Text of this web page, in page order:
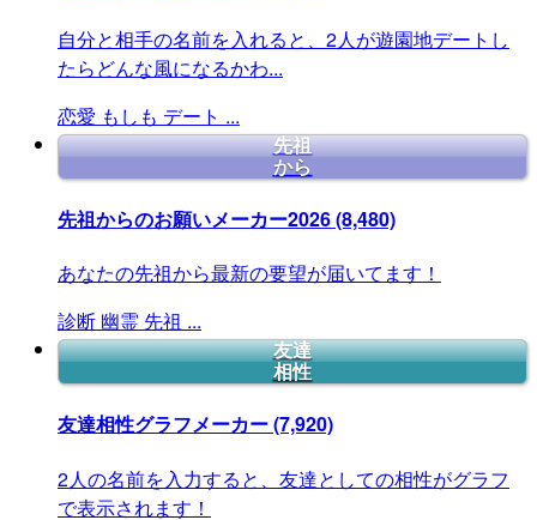
自分と相手の名前を入れると、2人が遊園地デートし
たらどんな風になるかわ...
恋愛 もしも デート ...
先祖
から
先祖からのお願いメーカー2026(8,480)
あなたの先祖から最新の要望が届いてます！
診断 幽霊 先祖 ...
友達
相性
友達相性グラフメーカー(7,920)
2人の名前を入力すると、友達としての相性がグラフ
で表示されます！